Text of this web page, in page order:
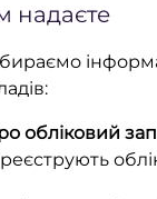
надаєте
обліковий
реєструють